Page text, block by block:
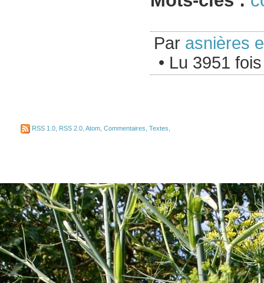
Par asnières
• Lu 3951 fois
RSS 1.0 RSS 2.0 Atom Commentaires Textes